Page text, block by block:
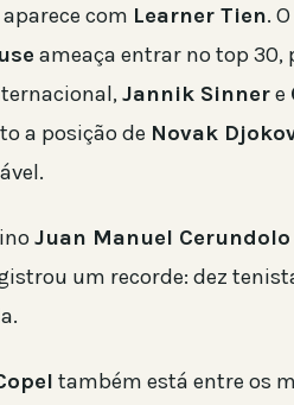
com Learner Tien.
ameaça entrar no top 30,
Jannik Sinnere
a posição de Novak
Juan Manuel Cerundolo
um recorde: dez
também está entre os